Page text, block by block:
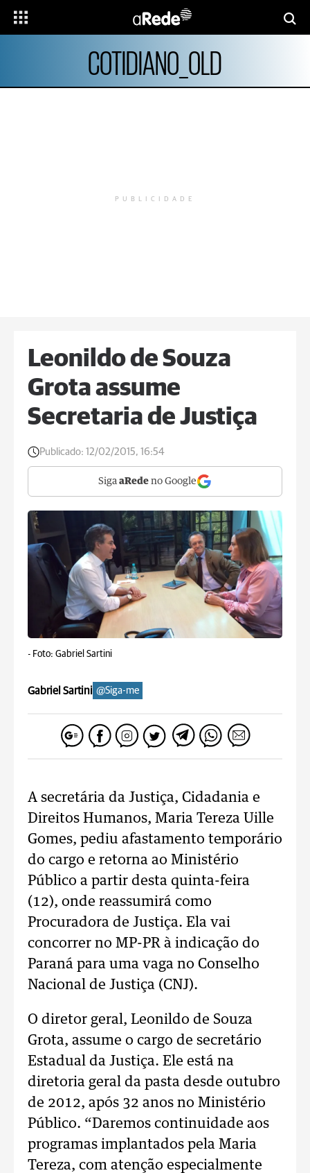
COTIDIANO_OLD
PUBLICIDADE
Leonildo de Souza
Grota assume
Secretaria de Justiça
Publicado: 12/02/2015, 16:54
Siga aRede no Google
- Foto: Gabriel Sartini
Gabriel Sartini @Siga-me
A secretária da Justiça, Cidadania e
Direitos Humanos, Maria Tereza Uille
Gomes, pediu afastamento temporário
do cargo e retorna ao Ministério
Público a partir desta quinta-feira
(12), onde reassumirá como
Procuradora de Justiça. Ela vai
concorrer no MP-PR à indicação do
Paraná para uma vaga no Conselho
Nacional de Justiça (CNJ).
O diretor geral, Leonildo de Souza
Grota, assume o cargo de secretário
Estadual da Justiça. Ele está na
diretoria geral da pasta desde outubro
de 2012, após 32 anos no Ministério
Público. “Daremos continuidade aos
programas implantados pela Maria
Tereza, com atenção especialmente